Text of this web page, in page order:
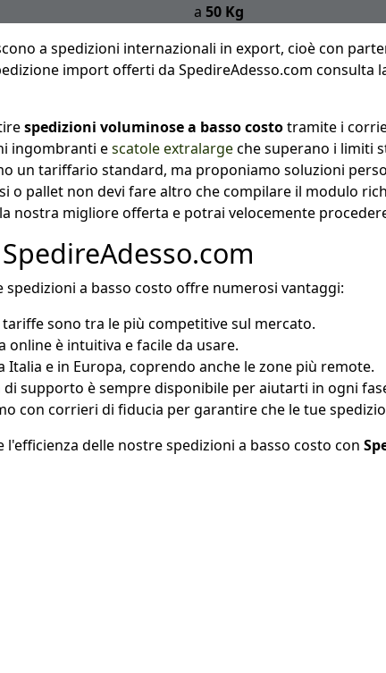
a 50 Kg
a spedizioni internazionali in export, cioè con
import offerti da SpedireAdesso.com consulta
spedizioni voluminose a bassocostotramite i
ingombranti escatole extralargeche superano i limiti
un tariffario standard, ma proponiamo soluzioni
o pallet non devi fare altro che compilare il modulo
nostra migliore offerta e potrai velocemente
spedizioni a basso costo offre numerosi vantaggi:
tariffe sono tra le più competitive sul mercato.
online è intuitiva e facile da usare.
Italia e in Europa, coprendo anche le zone più remote.
supporto è sempre disponibile per aiutarti in ogni
con corrieri di fiducia per garantire che le tue
delle nostre spedizioni a basso costo con